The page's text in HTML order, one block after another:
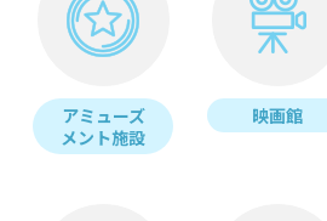
アミューズ
メント施設
映画館